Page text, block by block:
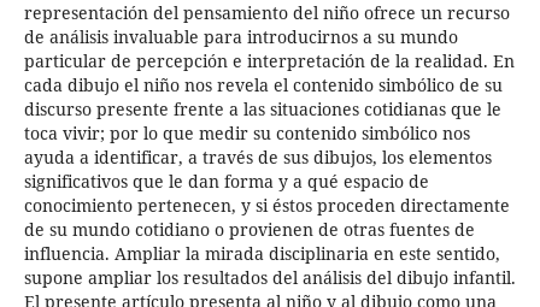
representación del pensamiento del niño ofrece un recurso
de análisis invaluable para introducirnos a su mundo
particular de percepción e interpretación de la realidad. En
cada dibujo el niño nos revela el contenido simbólico de su
discurso presente frente a las situaciones cotidianas que le
toca vivir; por lo que medir su contenido simbólico nos
ayuda a identificar, a través de sus dibujos, los elementos
significativos que le dan forma y a qué espacio de
conocimiento pertenecen, y si éstos proceden directamente
de su mundo cotidiano o provienen de otras fuentes de
influencia. Ampliar la mirada disciplinaria en este sentido,
supone ampliar los resultados del análisis del dibujo infantil.
El presente artículo presenta al niño y al dibujo como una